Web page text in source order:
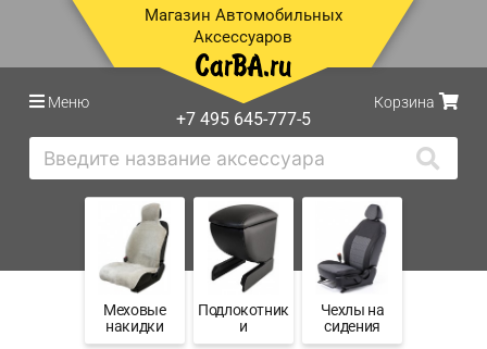
Магазин Автомобильных
Аксессуаров
Меню
+7 495 645-777-5
Корзина
Меховые
накидки
Подлокотник
и
Чехлы на
сидения